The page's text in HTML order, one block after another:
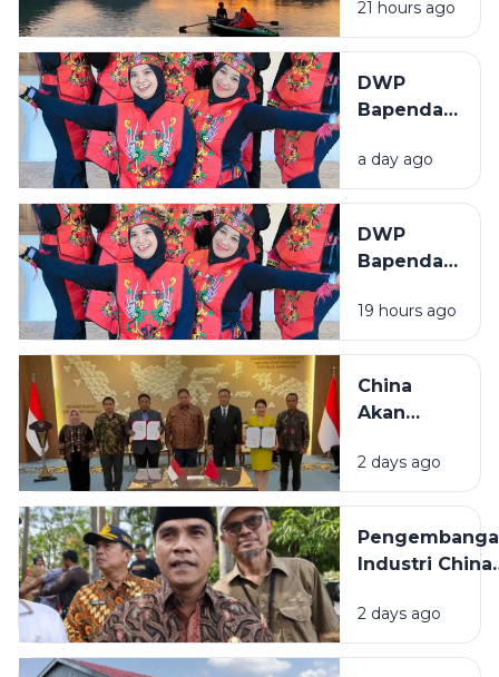
di Sampang,
Pemkab
Perizinan
dan
21 hours ago
DWP
Bapenda
Tampil
Semangat
Menyanyi
Lagu
HUT RI ke-
81
a day ago
DWP
Bapenda
Tampil
Semangat
Menyanyi
Lagu
HUT RI ke-
81
19 hours ago
China
Akan
Pabrik
Industri
Karya di
Madura
2 days ago
Industri China
Dilaksanakan
Bangkalan,
2 days ago